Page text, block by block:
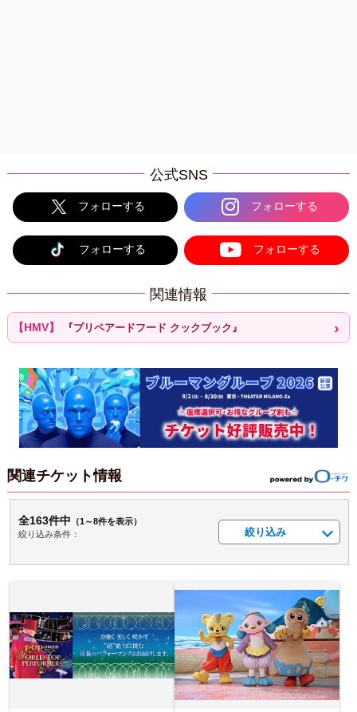
公式SNS
フォローする フォローする
フォローする フォローする
関連情報
『プリペアードフード クックブック』
関連チケット情報
全163件中 （1～8件を表示）
絞り込み条件：
絞り込み